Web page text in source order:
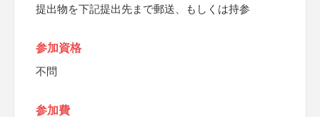
提出物を下記提出先まで郵送、もしくは持参
参加資格
不問
参加費